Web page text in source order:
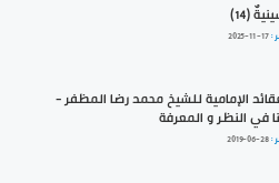
(14)
:
2025-11-17
الإمامية للشيخ محمد رضا المظفر -
في النظر و المعرفة
:
2019-06-28